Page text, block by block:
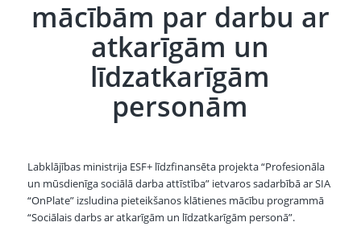
mācībām par darbu ar
atkarīgām un
līdzatkarīgām
personām
Labklājības ministrija ESF+ līdzfinansēta projekta “Profesionāla
un mūsdienīga sociālā darba attīstība” ietvaros sadarbībā ar SIA
“OnPlate” izsludina pieteikšanos klātienes mācību programmā
“Sociālais darbs ar atkarīgām un līdzatkarīgām personā”.